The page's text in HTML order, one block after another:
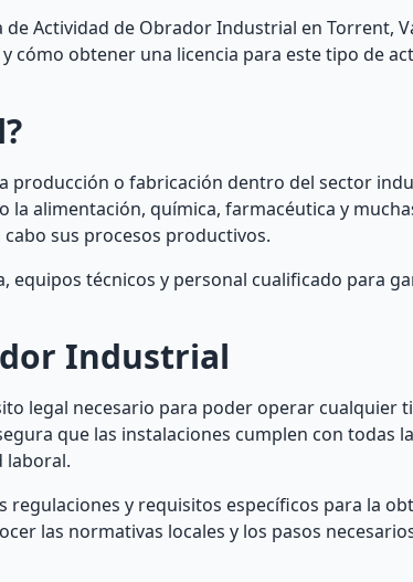
Actividad de Obrador Industrial en Torrent,
obtener una licencia para este tipo de
o fabricación dentro del sector
alimentación, química, farmacéutica y
sus procesos productivos.
equipos técnicos y personal cualificado para
Industrial
legal necesario para poder operar cualquier
que las instalaciones cumplen con todas
laboral.
y requisitos específicos para la
las normativas locales y los pasos